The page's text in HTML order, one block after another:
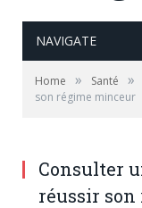
NAVIGATE
Home » Santé »
son régime minceur
Consulter
réussir